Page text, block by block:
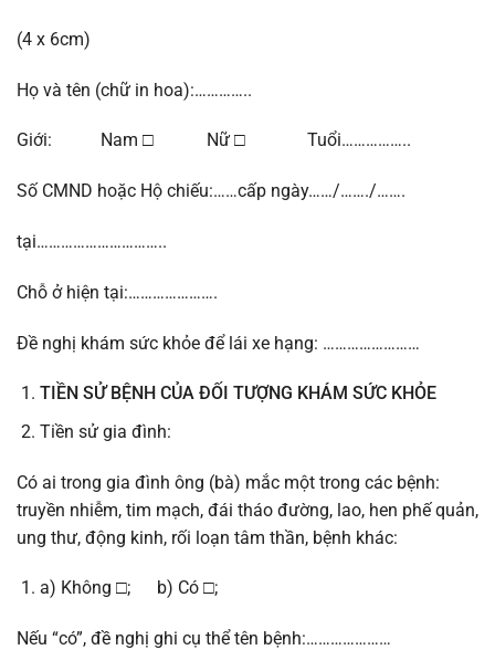
(4 x 6cm)
Họ và tên (chữ in hoa):…………..
Giới: Nam □ Nữ □ Tuổi……………..
Số CMND hoặc Hộ chiếu:……cấp ngày……/……./…….
tại…………………………..
Chỗ ở hiện tại:………………….
Đề nghị khám sức khỏe để lái xe hạng: ……………………
TIỀN SỬ BỆNH CỦA ĐỐI TƯỢNG KHÁM SỨC KHỎE
Tiền sử gia đình:
Có ai trong gia đình ông (bà) mắc một trong các bệnh:
truyền nhiễm, tim mạch, đái tháo đường, lao, hen phế quản,
ung thư, động kinh, rối loạn tâm thần, bệnh khác:
a) Không □; b) Có □;
Nếu “có”, đề nghị ghi cụ thể tên bệnh:…………………